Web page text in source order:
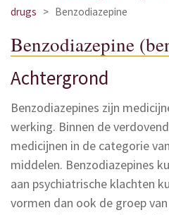
drugs > Benzodiazepine
Benzodiazepine
Achtergrond
Benzodiazepines zijn
werking. Binnen de
medicijnen in de categorie
middelen. Benzodiazepines
aan psychiatrische klachten
vormen dan ook de groep